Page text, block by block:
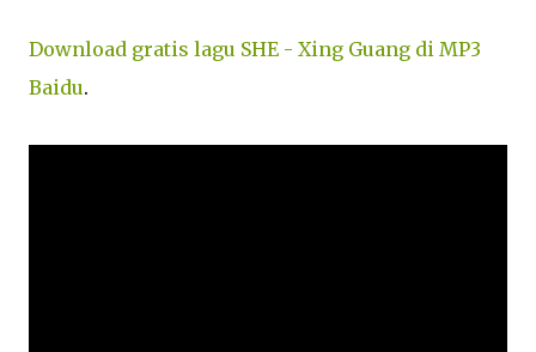
Download gratis lagu SHE - Xing Guang di MP3
Baidu.